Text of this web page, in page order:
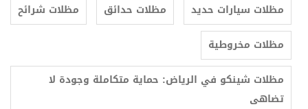
مظلات سيارات حديد
مظلات حدائق
مظلات شرائح
مظلات مخروطية
مظلات شينكو في الرياض: حماية متكاملة وجودة لا
تضاهى